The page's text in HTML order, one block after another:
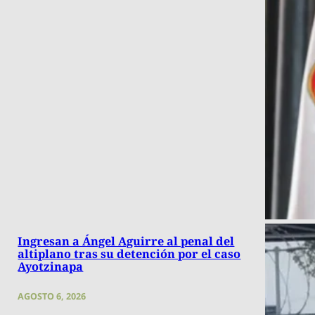
Ingresan a Ángel Aguirre al penal del
altiplano tras su detención por el caso
Ayotzinapa
AGOSTO 6, 2026